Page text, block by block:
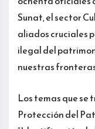
Sunat, el sector
aliados cruciales
ilegal del
nuestras
Los temas que
Protección del